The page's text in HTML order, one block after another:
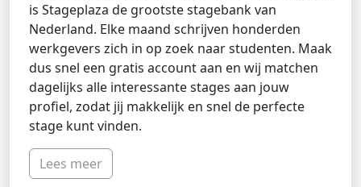
is Stageplaza de grootste stagebank van
Nederland. Elke maand schrijven honderden
werkgevers zich in op zoek naar studenten. Maak
dus snel een gratis account aan en wij matchen
dagelijks alle interessante stages aan jouw
profiel, zodat jij makkelijk en snel de perfecte
stage kunt vinden.
Lees meer